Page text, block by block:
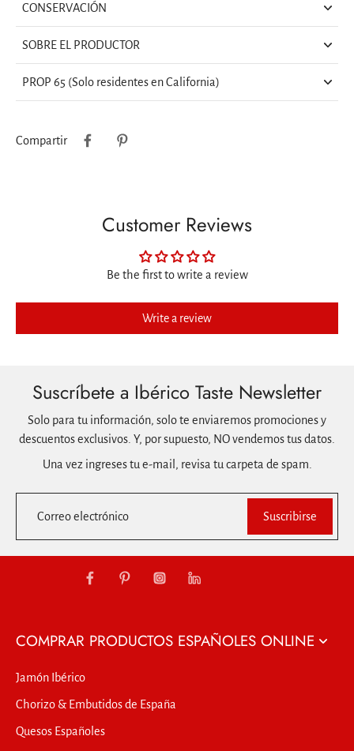
CONSERVACIÓN
SOBRE EL PRODUCTOR
PROP 65 (Solo residentes en California)
Compartir
Customer Reviews
Be the first to write a review
Write a review
Suscríbete a Ibérico Taste Newsletter
Solo para tu información, solo te enviaremos promociones y
descuentos exclusivos. Y, por supuesto, NO vendemos tus datos.
Una vez ingreses tu e-mail, revisa tu carpeta de spam.
Correo electrónico Suscribirse
COMPRAR PRODUCTOS ESPAÑOLES ONLINE
Jamón Ibérico
Chorizo & Embutidos de España
Quesos Españoles